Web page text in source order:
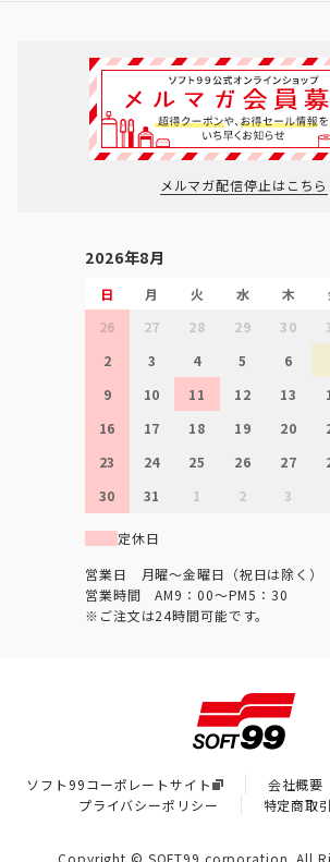
メルマガ配信停止はこちら
2026年8月
日 月 火 水 木
26
27 28 29 30
2
3 4 5 6
9
10 11 12 13
16
17 18 19 20
23
24 25 26 27
30
31 1 2 3
定休日
営業日 月曜～金曜日（祝日は除く）
営業時間 AM9：00～PM5：30
※ご注文は24時間可能です。
ソフト99コーポレートサイト 会社概要
プライバシーポリシー
特定商取